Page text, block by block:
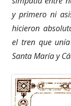
y primero ni
hicieron
el tren que
Santa María y